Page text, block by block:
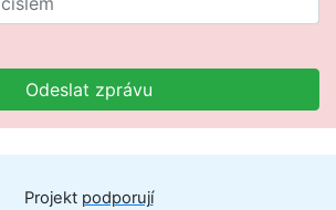
Odeslat zprávu
Projekt podporují